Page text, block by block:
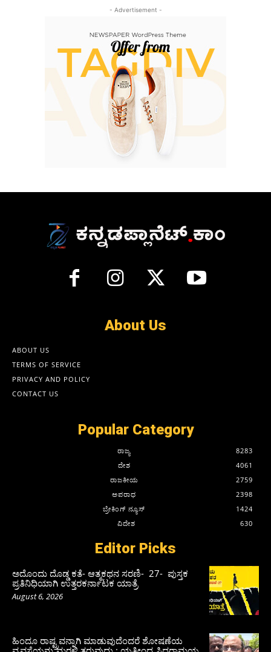
- Advertisement -
About Us
ABOUT US
TERMS OF SERVICE
PRIVACY AND POLICY
CONTACT US
Popular Category
ರಾಜ್ಯ
8283
ದೇಶ
4061
ರಾಜಕೀಯ
2759
ಅಪರಾಧ
2398
ಬ್ರೇಕಿಂಗ್ ನ್ಯೂಸ್
1424
ವಿದೇಶ
630
Editor Picks
ಅದೊಂದು ದೊಡ್ಡ ಕತೆ- ಆತ್ಮಕಥನ ಸರಣಿ- 27- ಪುಸ್ತಕ
ಪ್ರತಿನಿಧಿಯಾಗಿ ಉತ್ತರಕರ್ನಾಟಕ ಯಾತ್ರೆ
August 6, 2026
ಹಿಂದೂ ರಾಷ್ಟ್ರವನ್ನಾಗಿ ಮಾಡುವುದೆಂದರೆ ಶೋಷಣೆಯ